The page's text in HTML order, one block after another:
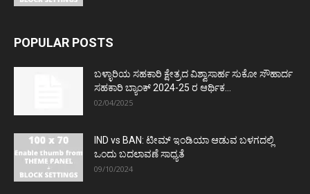
POPULAR POSTS
ಬಳ್ಳಾರಿಯ ಸಹಕಾರಿ ಕ್ಷೇತ್ರದ ವಿಶ್ವಾಸಾರ್ಹ ಸುಕೋ ಸೌಹಾರ್ದ
ಸಹಕಾರಿ ಬ್ಯಾಂಕ್ 2024-25 ರ ಆರ್ಥಿಕ...
02/04/2025
IND vs BAN: ಟೀಮ್ ಇಂಡಿಯಾ ಆಡುವ ಬಳಗದಲ್ಲಿ
ಒಂದು ಬದಲಾವಣೆ ಸಾಧ್ಯತೆ
09/10/2024